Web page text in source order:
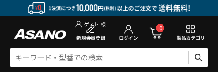
ゲスト 新規会員登録
0